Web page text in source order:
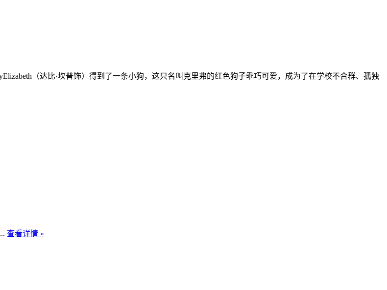
（达比·坎普饰）得到了一条小狗，这只名叫克里弗的红色狗子乖巧可爱，成为了在学校不合群、孤独
查看详情 »